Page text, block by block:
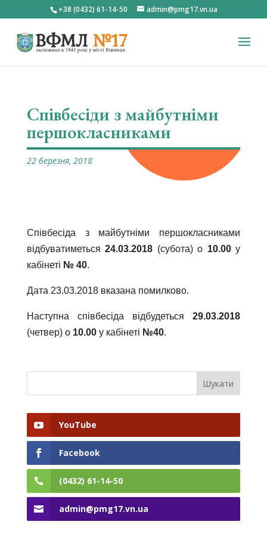
+38 (0432) 61-14-50 admin@pmg17.vn.ua
Співбесіди з майбутніми
першокласниками
22 березня, 2018
Співбесіда з майбутніми першокласниками
відбуватиметься24.03.2018 (субота) о 10.00у
кабінеті № 40.
Дата 23.03.2018 вказана помилково.
Наступна співбесіда відбудеться29.03.2018
(четвер) о 10.00у кабінеті №40.
YouTube
Facebook
(0432) 61-14-50
admin@pmg17.vn.ua